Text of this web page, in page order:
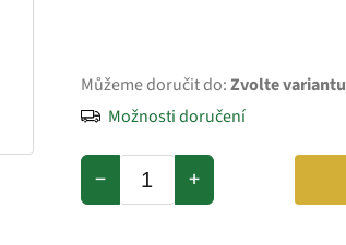
Můžeme doručit do:Zvolte variantu
Možnosti doručení
+
−